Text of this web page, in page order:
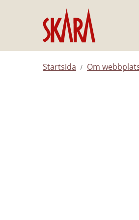
Hoppa till innehåll
Startsida Om